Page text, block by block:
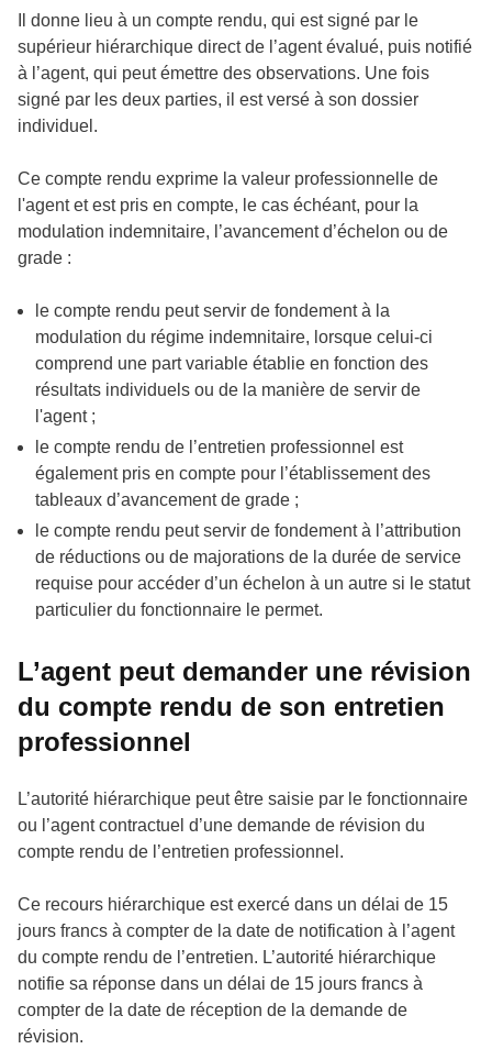
Il donne lieu à un compte rendu, qui est signé par le
supérieur hiérarchique direct de l’agent évalué, puis notifié
à l’agent, qui peut émettre des observations. Une fois
signé par les deux parties, il est versé à son dossier
individuel.
Ce compte rendu exprime la valeur professionnelle de
l'agent et est pris en compte, le cas échéant, pour la
modulation indemnitaire, l’avancement d’échelon ou de
grade :
le compte rendu peut servir de fondement à la
modulation du régime indemnitaire, lorsque celui-ci
comprend une part variable établie en fonction des
résultats individuels ou de la manière de servir de
l'agent ;
le compte rendu de l’entretien professionnel est
également pris en compte pour l’établissement des
tableaux d’avancement de grade ;
le compte rendu peut servir de fondement à l’attribution
de réductions ou de majorations de la durée de service
requise pour accéder d’un échelon à un autre si le statut
particulier du fonctionnaire le permet.
L’agent peut demander une révision
du compte rendu de son entretien
professionnel
L’autorité hiérarchique peut être saisie par le fonctionnaire
ou l’agent contractuel d’une demande de révision du
compte rendu de l’entretien professionnel.
Ce recours hiérarchique est exercé dans un délai de 15
jours francs à compter de la date de notification à l’agent
du compte rendu de l’entretien. L’autorité hiérarchique
notifie sa réponse dans un délai de 15 jours francs à
compter de la date de réception de la demande de
révision.